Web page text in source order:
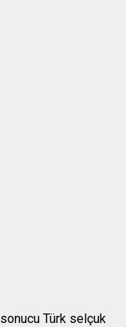
Türk selçuk